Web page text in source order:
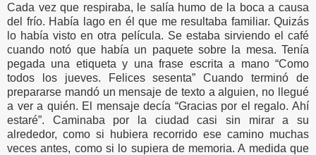
Cada vez que respiraba, le salía humo de la boca a causa
del frío. Había lago en él que me resultaba familiar. Quizás
lo había visto en otra película. Se estaba sirviendo el café
cuando notó que había un paquete sobre la mesa. Tenía
pegada una etiqueta y una frase escrita a mano “Como
todos los jueves. Felices sesenta” Cuando terminó de
prepararse mandó un mensaje de texto a alguien, no llegué
a ver a quién. El mensaje decía “Gracias por el regalo. Ahí
estaré”. Caminaba por la ciudad casi sin mirar a su
alrededor, como si hubiera recorrido ese camino muchas
veces antes, como si lo supiera de memoria. A medida que